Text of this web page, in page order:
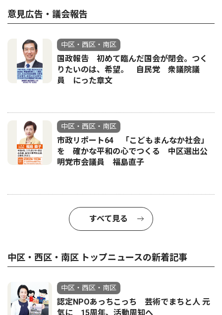
意見広告・議会報告
中区・西区・南区
国政報告 初めて臨んだ国会が閉会。つく
りたいのは、希望。 自民党 衆議院議
員 にった章文
中区・西区・南区
市政リポート64 「こどもまんなか社会」
を 確かな平和の心でつくる 中区選出公
明党市会議員 福島直子
すべて見る
中区・西区・南区 トップニュースの新着記事
中区・西区・南区
認定NPOあっちこっち 芸術でまちと人 元
気に 15周年、活動周知へ